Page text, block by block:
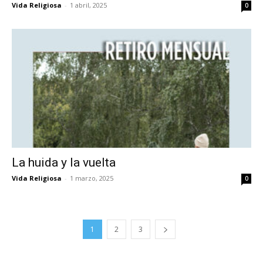
Vida Religiosa - 1 abril, 2025 0
La huida y la vuelta
Vida Religiosa - 1 marzo, 2025 0
1 2 3